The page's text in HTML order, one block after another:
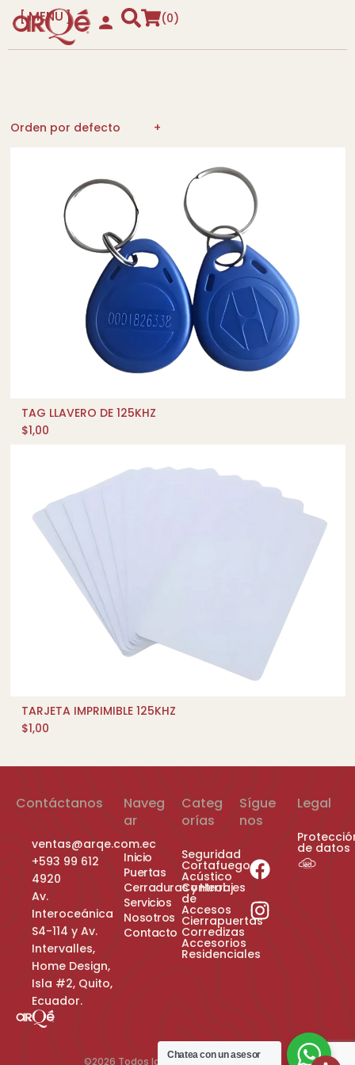
MENU
CLOSE
0
Orden por defecto
AÑADIR AL CARRITO
TAG LLAVERO DE 125KHZ
$1,00
AÑADIR AL CARRITO
TARJETA IMPRIMIBLE 125KHZ
$1,00
Contáctanos
ventas@arqe.com.ec
+593 99 612
4920
Av.
Interoceánica
S4-114 y Av.
Intervalles,
Home Design,
Isla #2, Quito,
Ecuador.
Naveg
ar
Inicio
Puertas
Cerraduras y Herrajes
Servicios
Nosotros
Contacto
Categ
orías
Seguridad
Cortafuego
Acústico
Control
de
Accesos
Cierrapuertas
Corredizas
Accesorios
Residenciales
Sígue
nos
Legal
de datos
©2026 Todos los derechos reservados
Chatea con un asesor